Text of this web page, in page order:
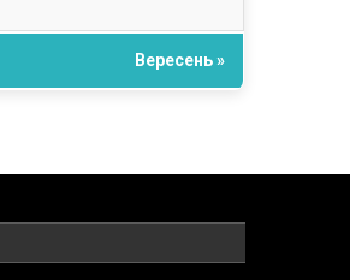
Вересень »